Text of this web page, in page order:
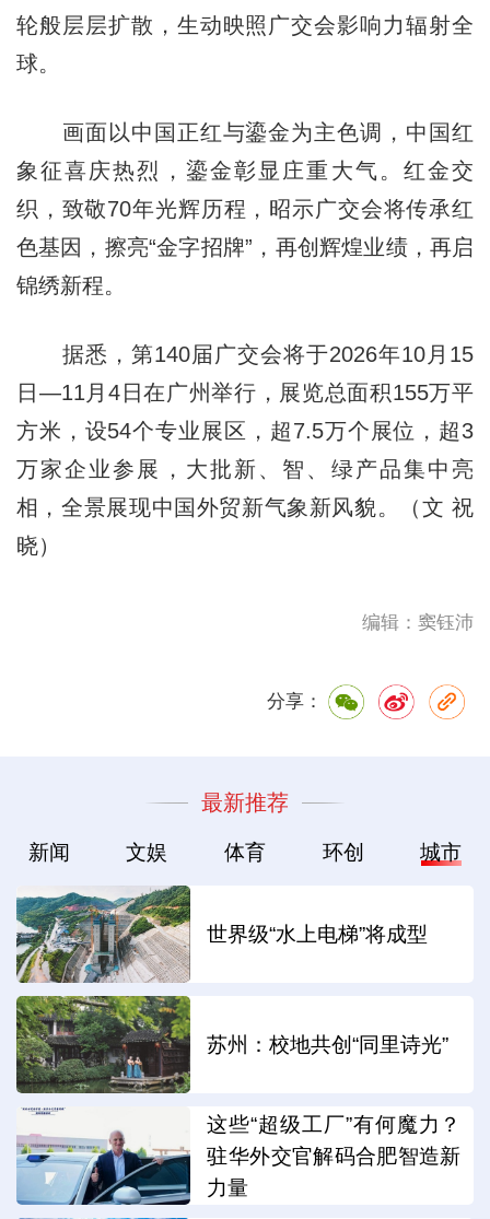
轮般层层扩散，生动映照广交会影响力辐射全
球。
画面以中国正红与鎏金为主色调，中国红
象征喜庆热烈，鎏金彰显庄重大气。红金交
织，致敬70年光辉历程，昭示广交会将传承红
色基因，擦亮“金字招牌”，再创辉煌业绩，再启
锦绣新程。
据悉，第140届广交会将于2026年10月15
日—11月4日在广州举行，展览总面积155万平
方米，设54个专业展区，超7.5万个展位，超3
万家企业参展，大批新、智、绿产品集中亮
相，全景展现中国外贸新气象新风貌。（文 祝
晓）
编辑：窦钰沛
分享：
最新推荐
新闻 文娱 体育 环创 城市
世界级“水上电梯”将成型
苏州：校地共创“同里诗光”
这些“超级工厂”有何魔力？
驻华外交官解码合肥智造新
力量